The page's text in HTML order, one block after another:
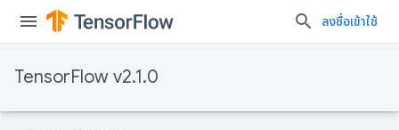
ลงชื่อเข้าใช้
TensorFlow v2.1.0